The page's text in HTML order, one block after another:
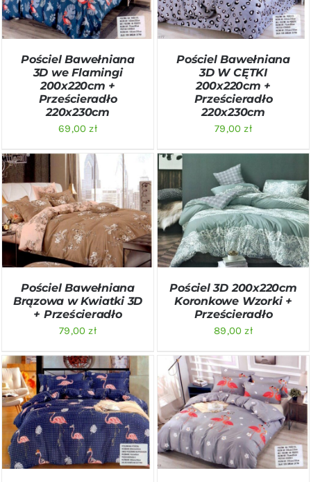
Pościel Bawełniana
3D we Flamingi
200x220cm +
Prześcieradło
220x230cm
69,00zł
Pościel Bawełniana
3D W CĘTKI
200x220cm +
Prześcieradło
220x230cm
79,00zł
DODAJ DO KOSZYKA
/
SZCZEGÓŁY
Pościel Bawełniana
Brązowa w Kwiatki 3D
+ Prześcieradło
79,00zł
DODAJ DO KOSZYKA
/
SZCZEGÓŁY
Pościel 3D 200x220cm
Koronkowe Wzorki +
Prześcieradło
89,00zł
DODAJ DO KOSZYKA
/
SZCZEGÓŁY
DODAJ DO KOSZYKA
/
SZCZEGÓŁY